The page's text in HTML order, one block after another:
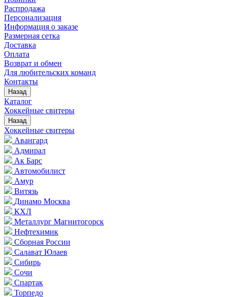
Распродажа
Персонализация
Информация о заказе
Размерная сетка
Доставка
Оплата
Возврат и обмен
Для любительских команд
Контакты
Назад
Каталог
Хоккейные свитеры
Назад
Хоккейные свитеры
Авангард
Адмирал
Ак Барс
Автомобилист
Амур
Витязь
Динамо Москва
КХЛ
Металлург Магнитогорск
Нефтехимик
Сборная России
Салават Юлаев
Сибирь
Сочи
Спартак
Торпедо